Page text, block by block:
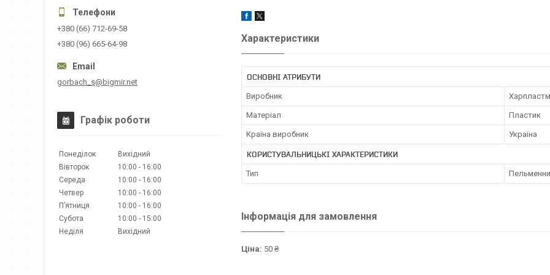
Характеристики
ОСНОВНІ АТРИБУТИ
Виробник
Матеріал Пластик
Країна виробник Україна
КОРИСТУВАЛЬНИЦЬКІ ХАРАКТЕРИСТИКИ
Тип
Інформація для замовлення
Ціна: 50 ₴
+380 (66) 712-69-58
+380 (96) 665-64-98
gorbach_s@bigmir.net
Графік роботи
Понеділок
Вихідний
Вівторок
10:00
16:00
Середа
10:00
16:00
Четвер
10:00
16:00
Пʼятниця
10:00
16:00
Субота
10:00
15:00
Неділя
Вихідний